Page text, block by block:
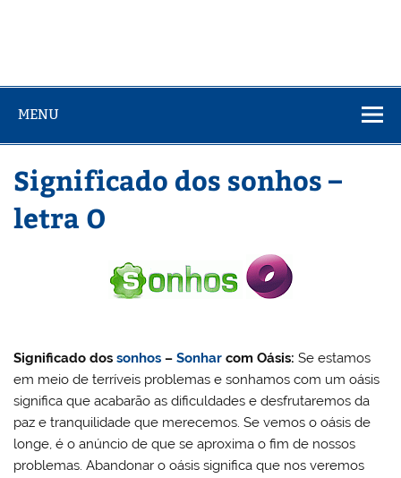
MENU
Significado dos sonhos –
letra O
Significado dossonhos – Sonhar com Oásis: Se estamos
em meio de terríveis problemas e sonhamos com um oásis
significa que acabarão as dificuldades e desfrutaremos da
paz e tranquilidade que merecemos. Se vemos o oásis de
longe, é o anúncio de que se aproxima o fim de nossos
problemas. Abandonar o oásis significa que nos veremos